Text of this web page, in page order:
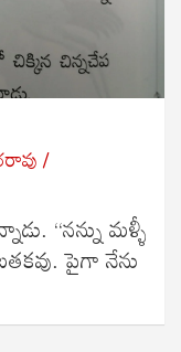
“నన్ను మళ్ళీ
పైగా నేను